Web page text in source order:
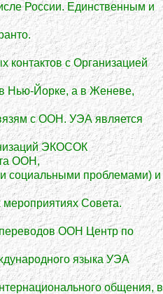
России. Единственным и
контактов с Организацией
в Нью-Йорке, а в Женеве,
с ООН. УЭА является
ЭКОСОК
ООН,
социальными проблемами) и
мероприятиях Совета.
переводов ООН Центр по
языка УЭА
общения, в